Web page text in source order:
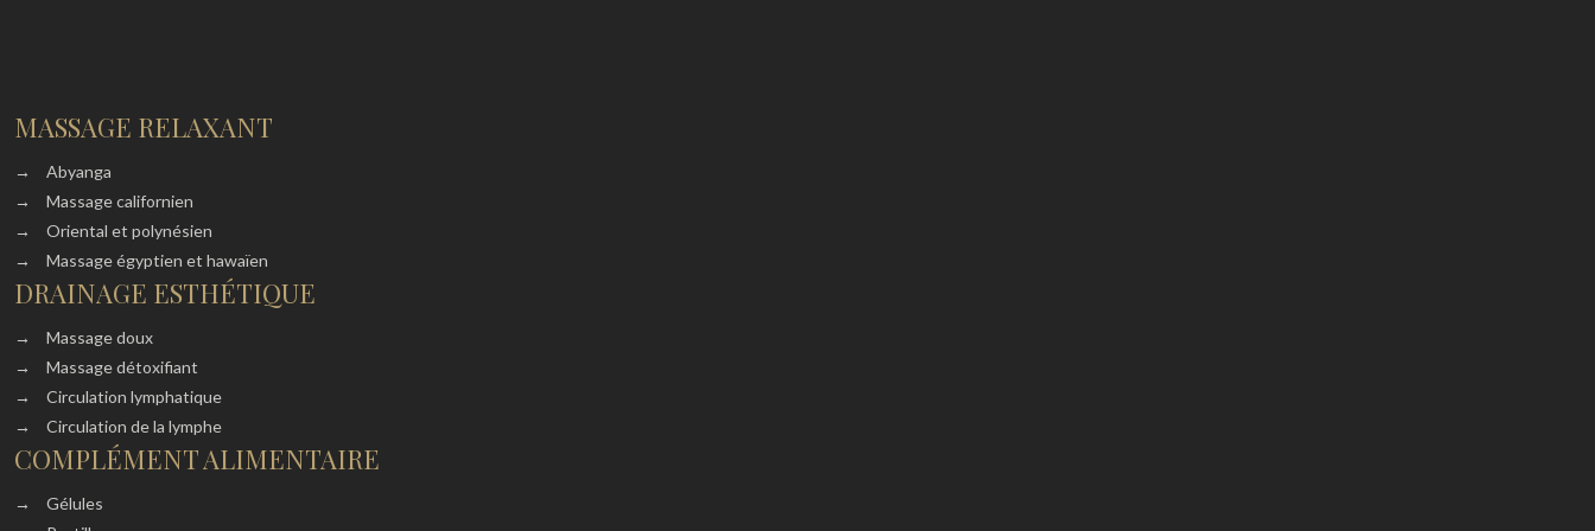
MASSAGE RELAXANT
→
Abyanga
→
Massage californien
→
Oriental et polynésien
→
Massage égyptien et hawaïen
DRAINAGE ESTHÉTIQUE
→
Massage doux
→
Massage détoxifiant
→
Circulation lymphatique
→
Circulation de la lymphe
COMPLÉMENT ALIMENTAIRE
→
Gélules